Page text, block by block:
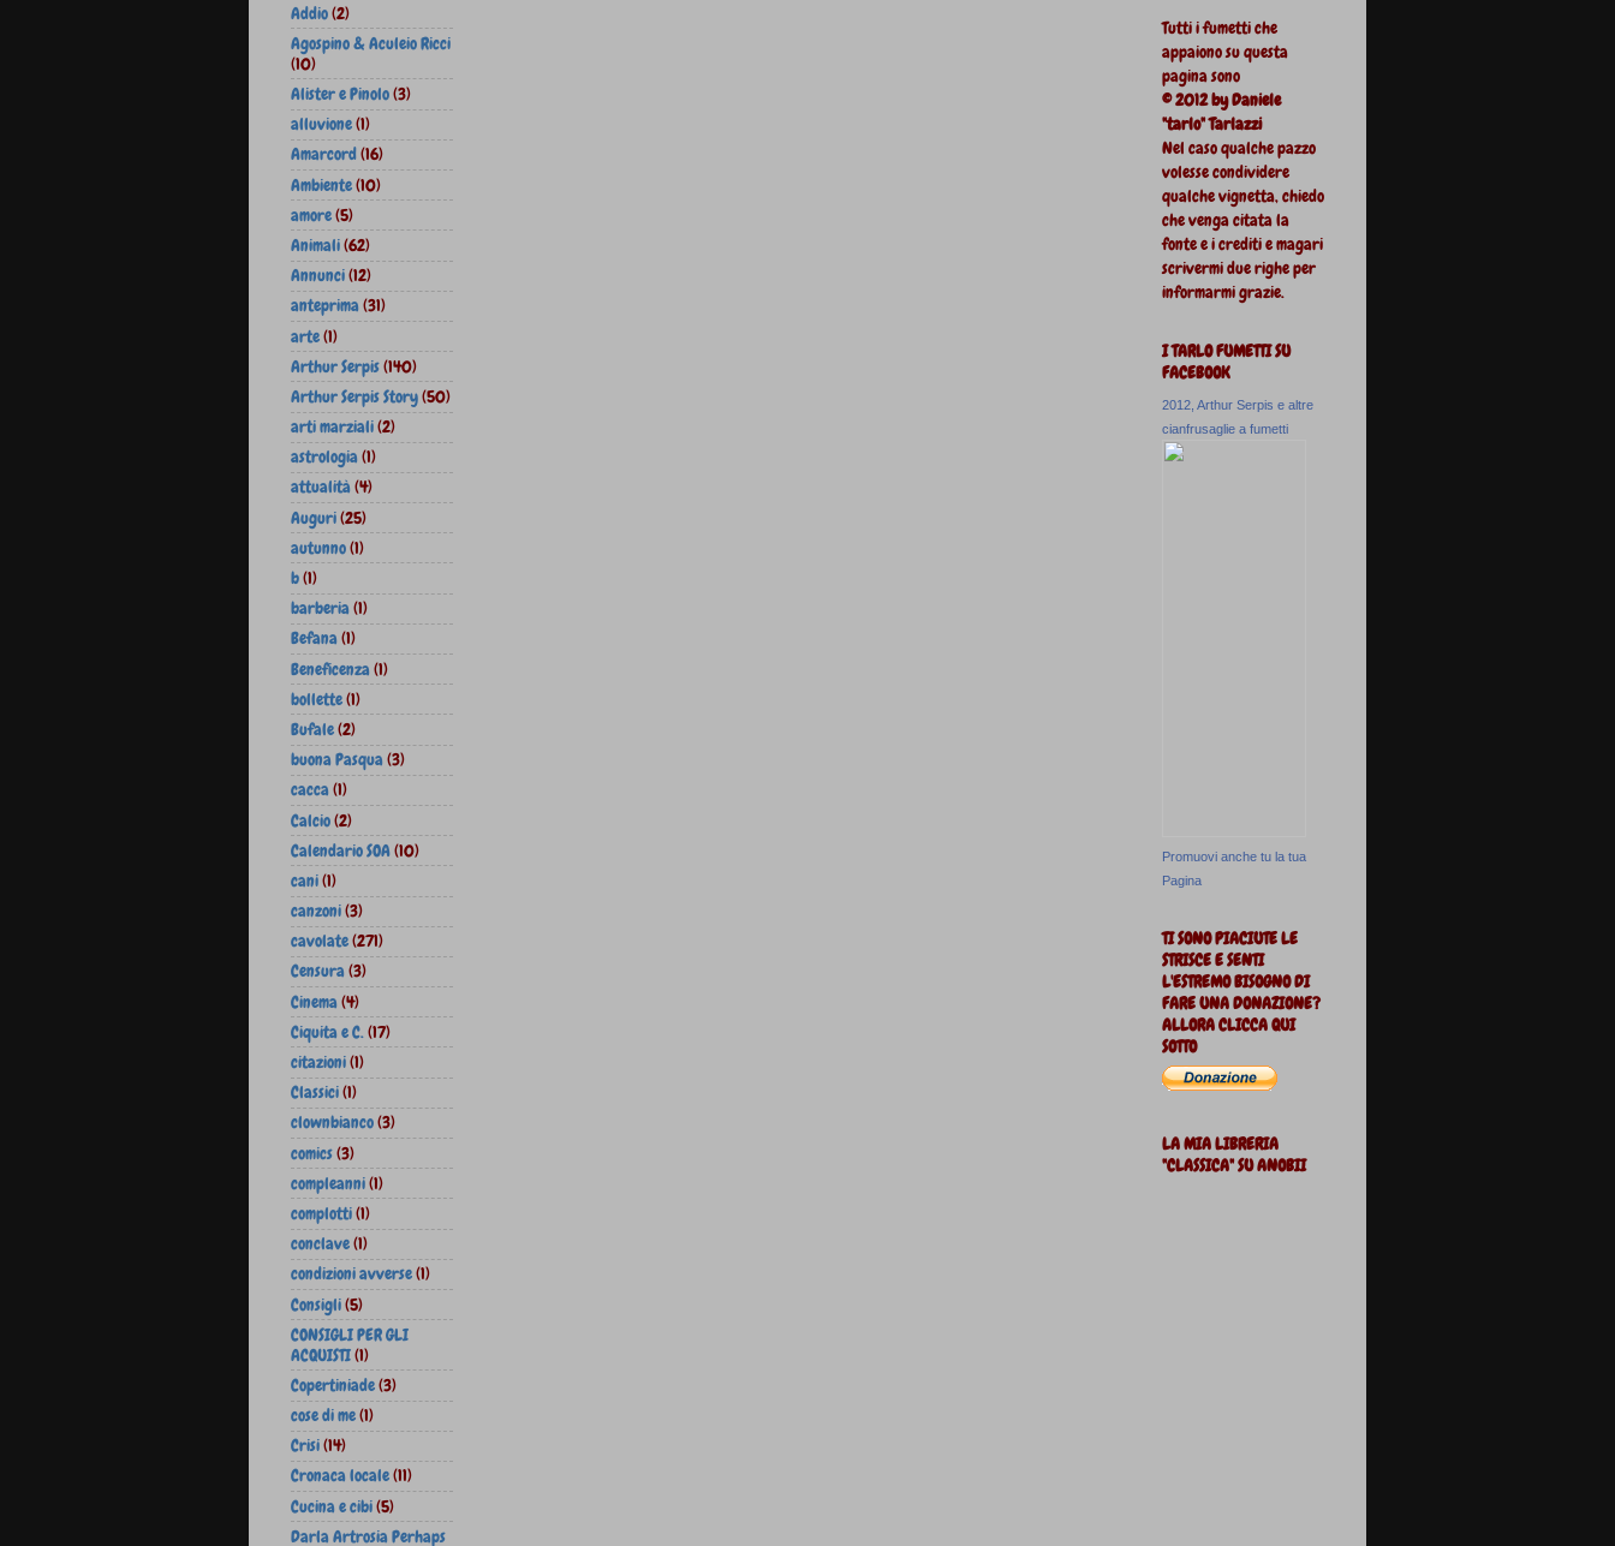
Addio(2)
Agospino & Aculeio Ricci
(10)
Alister e Pinolo(3)
alluvione(1)
Amarcord(16)
Ambiente(10)
amore(5)
Animali(62)
Annunci(12)
anteprima(31)
arte(1)
Arthur Serpis(140)
Arthur Serpis Story(50)
arti marziali(2)
astrologia(1)
attualità(4)
Auguri(25)
autunno(1)
b(1)
barberia(1)
Befana(1)
Beneficenza(1)
bollette(1)
Bufale(2)
buona Pasqua(3)
cacca(1)
Calcio(2)
Calendario SOA(10)
cani(1)
canzoni(3)
cavolate(271)
Censura(3)
Cinema(4)
Ciquita e C.(17)
citazioni(1)
Classici(1)
clownbianco(3)
comics(3)
compleanni(1)
complotti(1)
conclave(1)
condizioni avverse(1)
Consigli(5)
CONSIGLI PER GLI
ACQUISTI(1)
Copertiniade(3)
cose di me(1)
Crisi(14)
Cronaca locale(11)
Cucina e cibi(5)
Darla Artrosia Perhaps
Tutti i fumetti che
appaiono su questa
pagina sono
© 2012 by Daniele
"tarlo" Tarlazzi
Nel caso qualche pazzo
volesse condividere
qualche vignetta, chiedo
che venga citata la
fonte e i crediti e magari
scrivermi due righe per
informarmi grazie.
I TARLO FUMETTI SU
FACEBOOK
2012, Arthur Serpis e altre
cianfrusaglie a fumetti
Promuovi anche tu la tua
Pagina
TI SONO PIACIUTE LE
STRISCE E SENTI
L'ESTREMO BISOGNO DI
FARE UNA DONAZIONE?
ALLORA CLICCA QUI
SOTTO
LA MIA LIBRERIA
"CLASSICA" SU ANOBII